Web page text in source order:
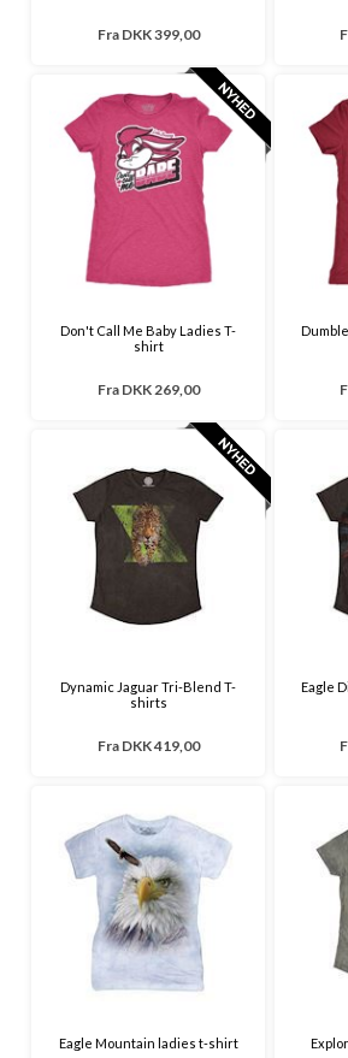
Fra DKK 399,00
Don't Call Me Baby Ladies T-
shirt
Fra DKK 269,00
Dynamic Jaguar Tri-Blend T-
shirts
Fra DKK 419,00
Eagle
Eagle Mountain ladies t-shirt